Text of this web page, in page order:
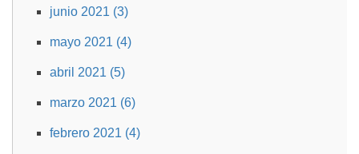
junio 2021 (3)
mayo 2021 (4)
abril 2021 (5)
marzo 2021 (6)
febrero 2021 (4)